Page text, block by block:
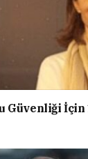
Güvenliği